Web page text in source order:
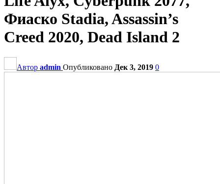
Фиаско Stadia, Assassin’s
Creed 2020, Dead Island 2
Автор admin Опубликовано Дек 3, 2019 0